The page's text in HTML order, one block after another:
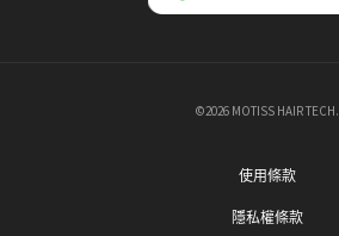
©2026 MOTISS HAIR TECH.
使用條款
隱私權條款